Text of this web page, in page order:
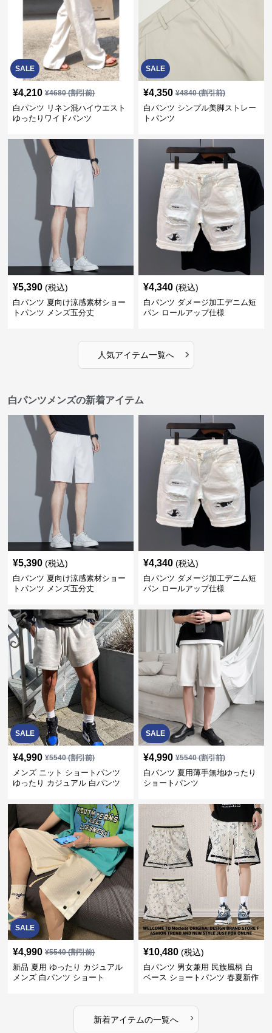
SALE
¥4,210 ¥4680(割引前)
白パンツ リネン混ハイウエスト
ゆったりワイドパンツ
SALE
¥4,350 ¥4840(割引前)
白パンツ シンプル美脚ストレー
トパンツ
¥5,390 (税込)
白パンツ 夏向け涼感素材ショー
トパンツ メンズ五分丈
¥4,340 (税込)
白パンツ ダメージ加工デニム短
パン ロールアップ仕様
人気アイテム一覧へ ›
白パンツメンズの新着アイテム
¥5,390 (税込)
白パンツ 夏向け涼感素材ショー
トパンツ メンズ五分丈
¥4,340 (税込)
白パンツ ダメージ加工デニム短
パン ロールアップ仕様
SALE
¥4,990 ¥5540(割引前)
メンズ ニット ショートパンツ
ゆったり カジュアル 白パンツ
SALE
¥4,990 ¥5540(割引前)
白パンツ 夏用薄手無地ゆったり
ショートパンツ
SALE
¥4,990 ¥5540(割引前)
新品 夏用 ゆったり カジュアル
メンズ 白パンツ ショート
¥10,480 (税込)
白パンツ 男女兼用 民族風柄 白
ベース ショートパンツ 春夏新作
新着アイテムの一覧へ ›